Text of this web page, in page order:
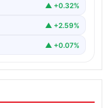
▲ +0.32%
▲ +2.59%
▲ +0.07%